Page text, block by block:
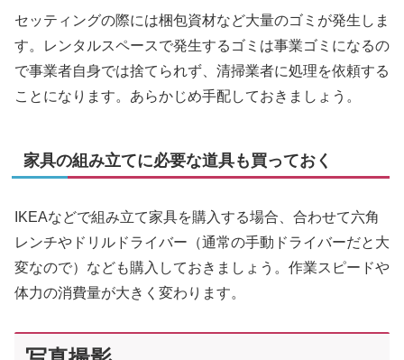
セッティングの際には梱包資材など大量のゴミが発生しま
す。レンタルスペースで発生するゴミは事業ゴミになるの
で事業者自身では捨てられず、清掃業者に処理を依頼する
ことになります。あらかじめ手配しておきましょう。
家具の組み立てに必要な道具も買っておく
IKEAなどで組み立て家具を購入する場合、合わせて六角
レンチやドリルドライバー（通常の手動ドライバーだと大
変なので）なども購入しておきましょう。作業スピードや
体力の消費量が大きく変わります。